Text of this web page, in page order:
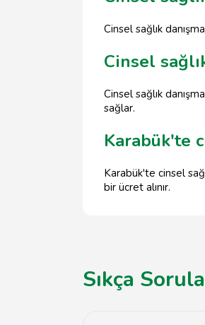
Cinsel sağlık
Cinsel
Cinsel sağlık
sağlar.
Karabük'te
Karabük'te cinsel
bir ücret alınır.
Sıkça